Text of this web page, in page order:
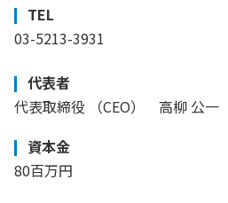
TEL
03-5213-3931
代表者
代表取締役 （CEO） 高柳 公一
資本金
80百万円